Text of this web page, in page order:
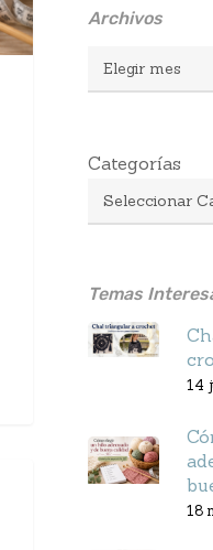
Archivos
Archivos
Categorías
Temas
14
18